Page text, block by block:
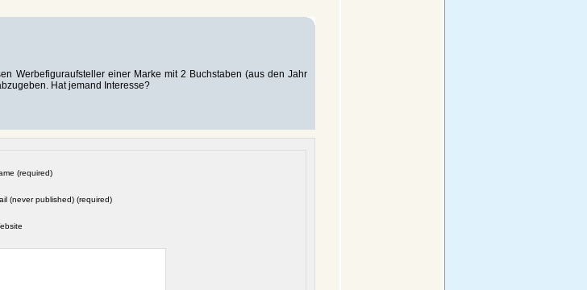
Werbefiguraufsteller einer Marke mit 2 Buchstaben (aus den Jahr
Hat jemand Interesse?
(required)
(never published) (required)